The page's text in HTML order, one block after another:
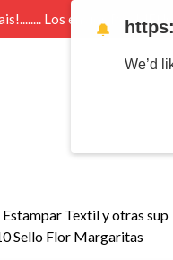
Los envios Por
Estampar Textil y otras sup
Sello Flor Margaritas
🔔
We’d